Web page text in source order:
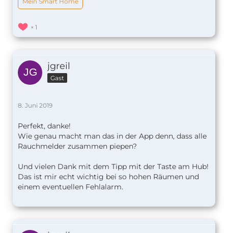
1
jgreil
Gast
8. Juni 2019
Perfekt, danke!
Wie genau macht man das in der App denn, dass alle
Rauchmelder zusammen piepen?
Und vielen Dank mit dem Tipp mit der Taste am Hub!
Das ist mir echt wichtig bei so hohen Räumen und
einem eventuellen Fehlalarm.